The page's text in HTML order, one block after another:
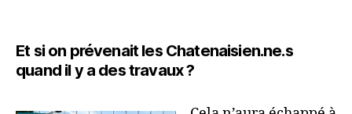
Et si on prévenait les Chatenaisien.ne.s
quand il y a des travaux ?